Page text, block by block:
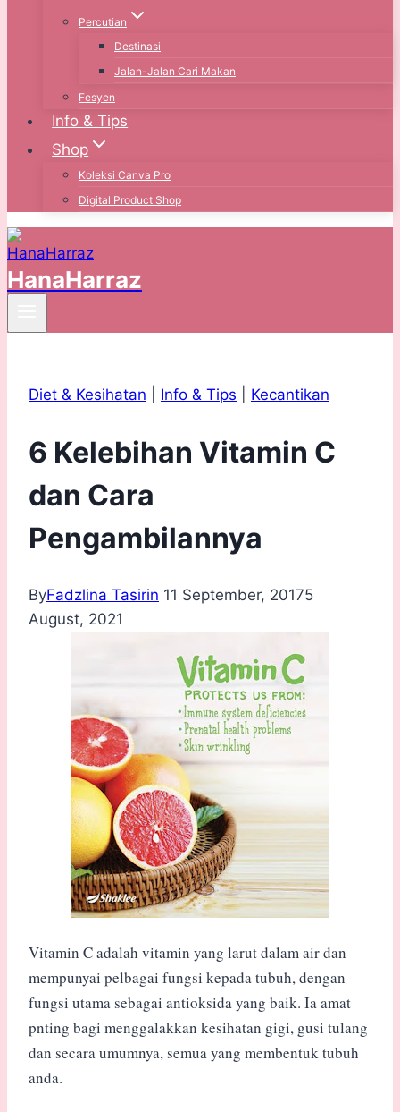
Percutian
Destinasi
Jalan-Jalan Cari Makan
Fesyen
Info & Tips
Shop
Koleksi Canva Pro
Digital Product Shop
HanaHarraz
Diet & Kesihatan Info & Tips Kecantikan
6 Kelebihan Vitamin C
dan Cara
Pengambilannya
ByFadzlina Tasirin 11 September, 20175
August, 2021
Vitamin C adalah vitamin yang larut dalam air dan
mempunyai pelbagai fungsi kepada tubuh, dengan
fungsi utama sebagai antioksida yang baik. Ia amat
pnting bagi menggalakkan kesihatan gigi, gusi tulang
dan secara umumnya, semua yang membentuk tubuh
anda.